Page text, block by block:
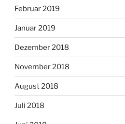
Februar 2019
Januar 2019
Dezember 2018
November 2018
August 2018
Juli 2018